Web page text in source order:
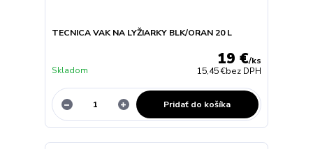
TECNICA VAK NA LYŽIARKY BLK/ORAN 20 L
19 €/ks
15,45 €bez DPH
Skladom
Pridať do košíka